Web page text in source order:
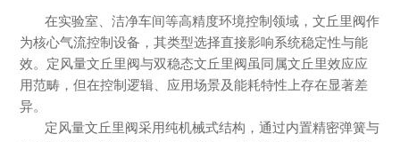
在实验室、洁净车间等高精度环境控制领域，文丘里阀作
为核心气流控制设备，其类型选择直接影响系统稳定性与能
效。定风量文丘里阀与双稳态文丘里阀虽同属文丘里效应应
用范畴，但在控制逻辑、应用场景及能耗特性上存在显著差
异。
定风量文丘里阀采用纯机械式结构，通过内置精密弹簧与